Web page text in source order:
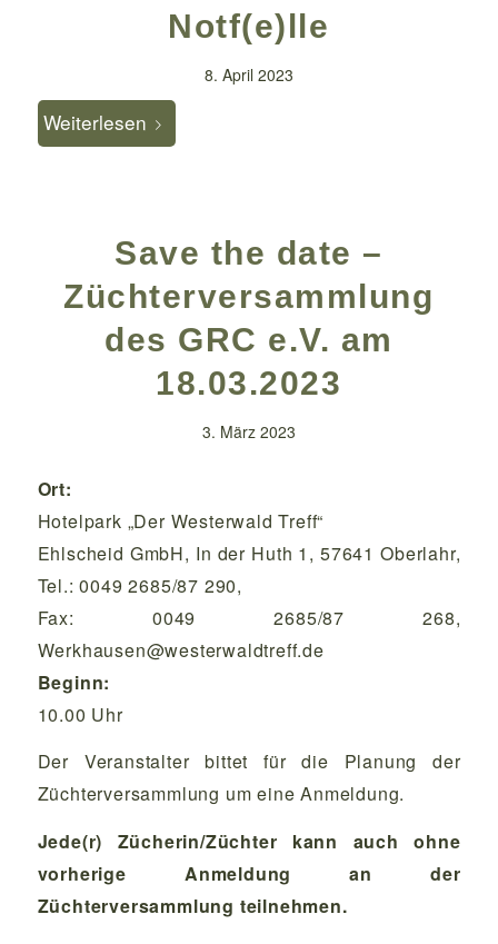
Notf(e)lle
8. April 2023
Weiterlesen
Save the date –
Züchterversammlung
des GRC e.V. am
18.03.2023
3. März 2023
Ort:
Hotelpark „Der Westerwald Treff“
Ehlscheid GmbH, In der Huth 1, 57641 Oberlahr,
Tel.: 0049 2685/87 290,
Fax: 0049 2685/87 268,
Werkhausen@westerwaldtreff.de
Beginn:
10.00 Uhr
Der Veranstalter bittet für die Planung der
Züchterversammlung um eine Anmeldung.
Jede(r) Zücherin/Züchter kann auch ohne
vorherige Anmeldung an der
Züchterversammlung teilnehmen.